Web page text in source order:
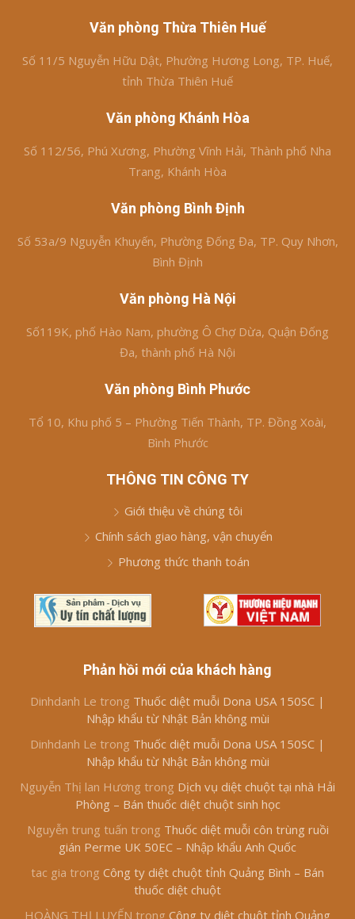
Văn phòng Thừa Thiên Huế
Số 11/5 Nguyễn Hữu Dật, Phường Hương Long, TP. Huế,
tỉnh Thừa Thiên Huế
Văn phòng Khánh Hòa
Số 112/56, Phú Xương, Phường Vĩnh Hải, Thành phố Nha
Trang, Khánh Hòa
Văn phòng Bình Định
Số 53a/9 Nguyễn Khuyến, Phường Đống Đa, TP. Quy Nhơn,
Bình Định
Văn phòng Hà Nội
Số119K, phố Hào Nam, phường Ô Chợ Dừa, Quận Đống
Đa, thành phố Hà Nội
Văn phòng Bình Phước
Tổ 10, Khu phố 5 – Phường Tiến Thành, TP. Đồng Xoài,
Bình Phước
THÔNG TIN CÔNG TY
Giới thiệu về chúng tôi
Chính sách giao hàng, vận chuyển
Phương thức thanh toán
Phản hồi mới của khách hàng
Dinhdanh Le trong Thuốc diệt muỗi Dona USA 150SC |
Nhập khẩu từ Nhật Bản không mùi
Dinhdanh Le trong Thuốc diệt muỗi Dona USA 150SC |
Nhập khẩu từ Nhật Bản không mùi
Nguyễn Thị lan Hương trong Dịch vụ diệt chuột tại nhà Hải
Phòng – Bán thuốc diệt chuột sinh học
Nguyễn trung tuấn trong Thuốc diệt muỗi côn trùng ruồi
gián Perme UK 50EC – Nhập khẩu Anh Quốc
tac gia trong Công ty diệt chuột tỉnh Quảng Bình – Bán
thuốc diệt chuột
HOÀNG THỊ LUYẾN trong Công ty diệt chuột tỉnh Quảng